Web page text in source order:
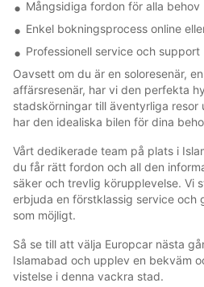
Mångsidiga fordon för alla behov
Enkel bokningsprocess online
Professionell service och support
Oavsett om du är en soloresenär,
affärsresenär, har vi den perfekta
stadskörningar till äventyrliga resor
har den idealiska bilen för dina
Vårt dedikerade team på plats i
du får rätt fordon och all den
säker och trevlig körupplevelse. Vi
erbjuda en förstklassig service och
som möjligt.
Så se till att välja Europcar nästa
Islamabad och upplev en bekväm
vistelse i denna vackra stad.